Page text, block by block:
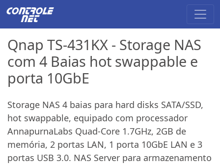
Qnap TS-431KX - Storage NAS
com 4 Baias hot swappable e
porta 10GbE
Storage NAS 4 baias para hard disks SATA/SSD,
hot swappable, equipado com processador
AnnapurnaLabs Quad-Core 1.7GHz, 2GB de
memória, 2 portas LAN, 1 porta 10GbE LAN e 3
portas USB 3.0. NAS Server para armazenamento